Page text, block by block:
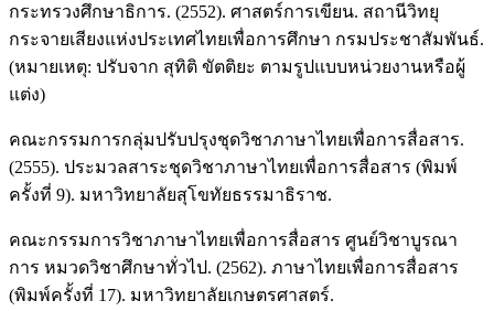
กระทรวงศึกษาธิการ. (2552). ศาสตร์การเขียน. สถานีวิทยุ
กระจายเสียงแห่งประเทศไทยเพื่อการศึกษา กรมประชาสัมพันธ์.
(หมายเหตุ: ปรับจาก สุทิติ ขัตติยะ ตามรูปแบบหน่วยงานหรือผู้
แต่ง)
คณะกรรมการกลุ่มปรับปรุงชุดวิชาภาษาไทยเพื่อการสื่อสาร.
(2555). ประมวลสาระชุดวิชาภาษาไทยเพื่อการสื่อสาร (พิมพ์
ครั้งที่ 9). มหาวิทยาลัยสุโขทัยธรรมาธิราช.
คณะกรรมการวิชาภาษาไทยเพื่อการสื่อสาร ศูนย์วิชาบูรณา
การ หมวดวิชาศึกษาทั่วไป. (2562). ภาษาไทยเพื่อการสื่อสาร
(พิมพ์ครั้งที่ 17). มหาวิทยาลัยเกษตรศาสตร์.